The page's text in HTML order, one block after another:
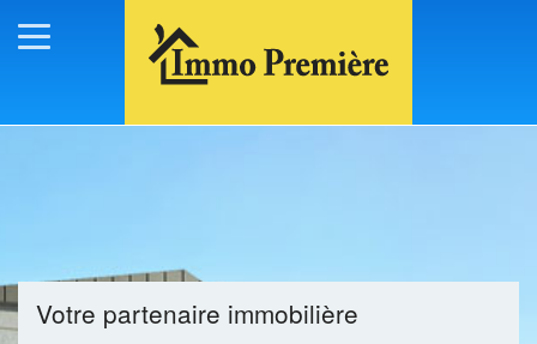
Votre partenaire immobilière